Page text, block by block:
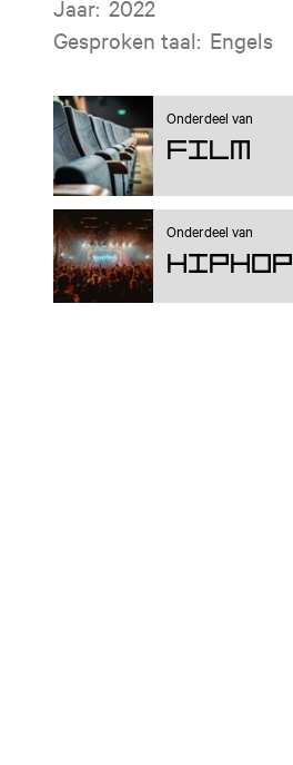
Jaar: 2022
Gesproken taal: Engels
Onderdeel van
Film
Onderdeel van
Hiphop